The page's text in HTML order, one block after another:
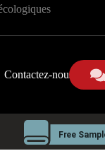
Contactez-nous